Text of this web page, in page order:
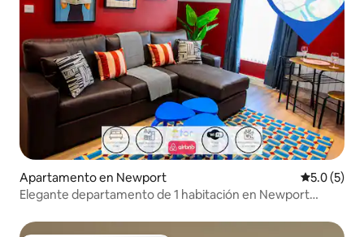
Apartamento en Newport
5.0 (5)
Elegante departamento de 1 habitación en Newport